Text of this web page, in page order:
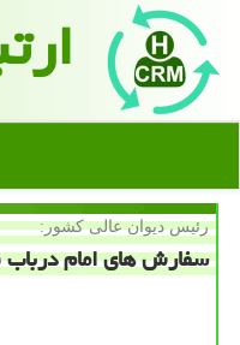
رئیس دیوان عالی كشور:
سفارش های امام